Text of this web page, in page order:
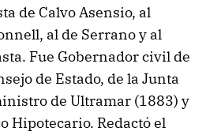
de Calvo Asensio, al
al de Serrano y al
Fue Gobernador civil de
de Estado, de la Junta
de Ultramar (1883) y
Hipotecario. Redactó el